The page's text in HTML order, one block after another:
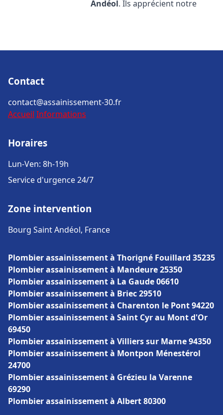
Andéol. Ils apprécient notre
Contact
contact@assainissement-30.fr
Accueil Informations
Horaires
Lun-Ven: 8h-19h
Service d'urgence 24/7
Zone intervention
Bourg Saint Andéol, France
Plombier assainissement à Thorigné Fouillard 35235
Plombier assainissement à Mandeure 25350
Plombier assainissement à La Gaude 06610
Plombier assainissement à Briec 29510
Plombier assainissement à Charenton le Pont 94220
Plombier assainissement à Saint Cyr au Mont d'Or
69450
Plombier assainissement à Villiers sur Marne 94350
Plombier assainissement à Montpon Ménestérol
24700
Plombier assainissement à Grézieu la Varenne
69290
Plombier assainissement à Albert 80300